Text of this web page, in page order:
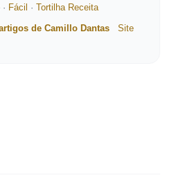
· Fácil · Tortilha Receita
de Camillo Dantas
Site